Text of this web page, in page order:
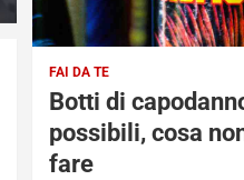
FAI DA TE
Botti di
possibili, cosa
fare